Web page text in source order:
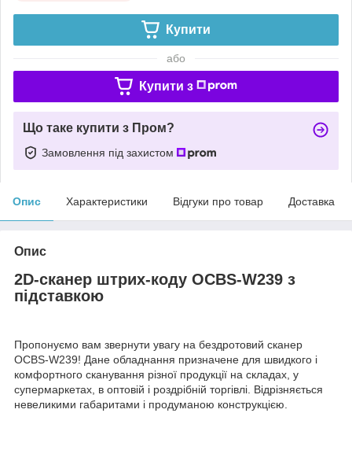
Купити
або
Купити з
Що таке купити з Пром?
Замовлення під захистом
Опис Характеристики Відгуки про товар Доставка
Опис
2D-сканер штрих-коду OCBS-W239 з
підставкою
Пропонуємо вам звернути увагу на бездротовий сканер
OCBS-W239! Дане обладнання призначене для швидкого і
комфортного сканування різної продукції на складах, у
супермаркетах, в оптовій і роздрібній торгівлі. Відрізняється
невеликими габаритами і продуманою конструкцією.